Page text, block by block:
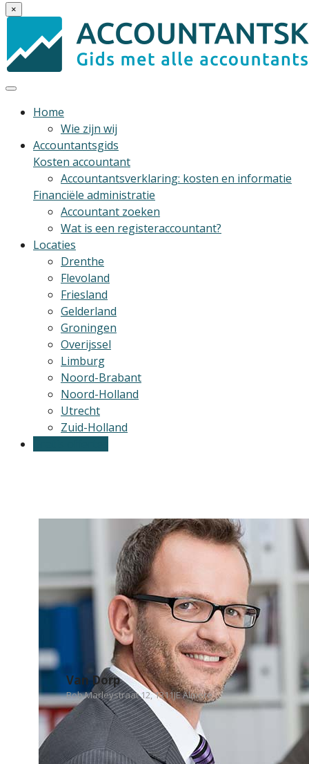
×
Home
Wie zijn wij
Accountantsgids
Kosten accountant
Accountantsverklaring: kosten en informatie
Financiële administratie
Accountant zoeken
Wat is een registeraccountant?
Locaties
Drenthe
Flevoland
Friesland
Gelderland
Groningen
Overijssel
Limburg
Noord-Brabant
Noord-Holland
Utrecht
Zuid-Holland
Van Dorp
Bob Marleystraat 12, 1311JE Almere